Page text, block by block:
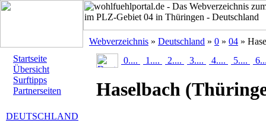
Webverzeichnis » Deutschland » 0 » 04 »
Startseite
Übersicht
Surftipps
Partnerseiten
DEUTSCHLAND
0.... 1.... 2.... 3.... 4.... 5....
Haselbach